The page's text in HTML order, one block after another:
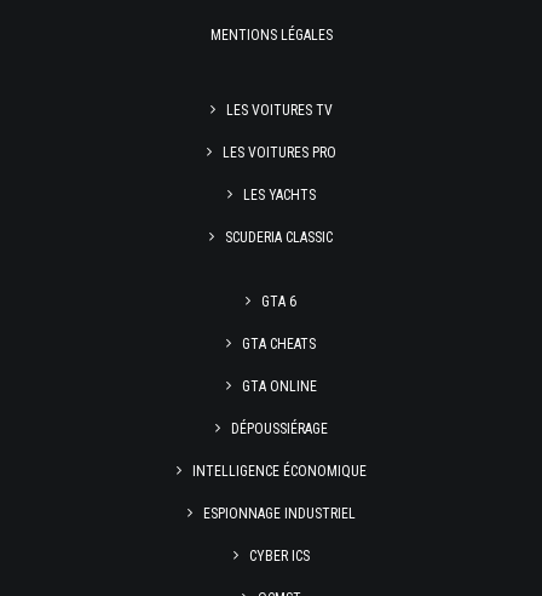
MENTIONS LÉGALES
LES VOITURES TV
LES VOITURES PRO
LES YACHTS
SCUDERIA CLASSIC
GTA 6
GTA CHEATS
GTA ONLINE
DÉPOUSSIÉRAGE
INTELLIGENCE ÉCONOMIQUE
ESPIONNAGE INDUSTRIEL
CYBER ICS